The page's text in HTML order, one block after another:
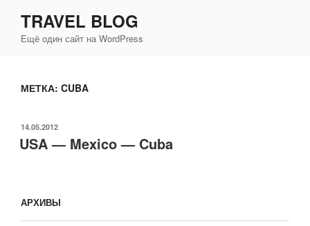
содержимому
TRAVEL BLOG
Ещё один сайт на WordPress
МЕТКА: CUBA
ОПУБЛИКОВАНО
14.05.2012
USA — Mexico — Cuba
АРХИВЫ